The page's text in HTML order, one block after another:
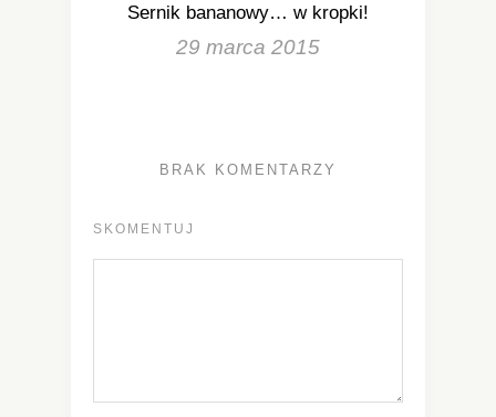
Sernik bananowy… w kropki!
29 marca 2015
BRAK KOMENTARZY
SKOMENTUJ